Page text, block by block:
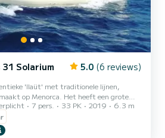
Solarium 5.0 (6 reviews)
'llaüt' met traditionele lijnen,
op Menorca. Het heeft een grote
een ruim solarium in de boeg, een
veel klasse, ideaal voor een grote groep.
7 pers. 33 PK 2019
6.3 m